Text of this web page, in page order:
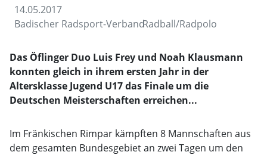
14.05.2017
Badischer Radsport-VerbandRadball/Radpolo
Das Öflinger Duo Luis Frey und Noah Klausmann
konnten gleich in ihrem ersten Jahr in der
Altersklasse Jugend U17 das Finale um die
Deutschen Meisterschaften erreichen...
Im Fränkischen Rimpar kämpften 8 Mannschaften aus
dem gesamten Bundesgebiet an zwei Tagen um den